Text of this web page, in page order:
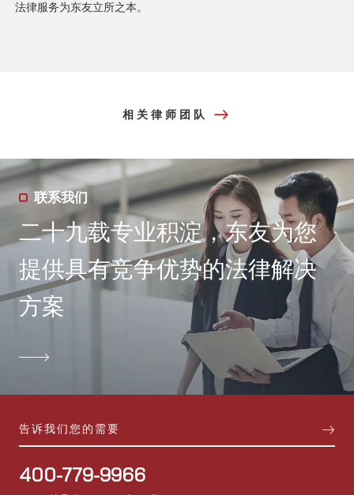
法律服务为东友立所之本。
相关律师团队 
联系我们
二十九载专业积淀，东友为您
提供具有竞争优势的法律解决
方案

400-779-9966
告诉我们您的需要